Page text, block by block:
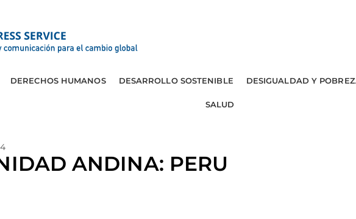
DERECHOS HUMANOS DESARROLLO SOSTENIBLE DESIGUALDAD Y
SALUD
ANDINA: PERU